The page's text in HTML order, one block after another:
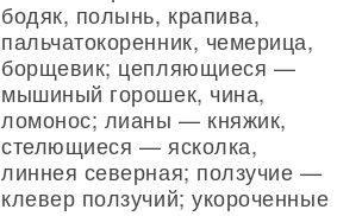
бодяк, полынь, крапива,
пальчатокоренник, чемерица,
борщевик; цепляющиеся —
мышиный горошек, чина,
ломонос; лианы — княжик,
стелющиеся — ясколка,
линнея северная; ползучие —
клевер ползучий; укороченные